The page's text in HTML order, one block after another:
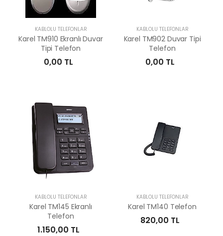
KABLOLU TELEFONLAR
Karel TM910 Ekranlı Duvar
Tipi Telefon
0,00 TL
KABLOLU TELEFONLAR
Karel TM902 Duvar Tipi
Telefon
0,00 TL
KABLOLU TELEFONLAR
Karel TM145 Ekranlı
Telefon
1.150,00 TL
KABLOLU TELEFONLAR
Karel TM140 Telefon
820,00 TL